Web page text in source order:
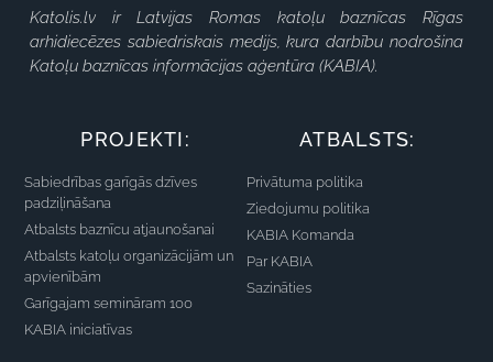
Katolis.lv ir Latvijas Romas katoļu baznīcas Rīgas
arhidiecēzes sabiedriskais medijs, kura darbību nodrošina
Katoļu baznīcas informācijas aģentūra (KABIA).
PROJEKTI:
Sabiedrības garīgās dzīves
padziļināšana
Atbalsts baznīcu atjaunošanai
Atbalsts katoļu organizācijām un
apvienībām
Garīgajam semināram 100
KABIA iniciatīvas
ATBALSTS:
Privātuma politika
Ziedojumu politika
KABIA Komanda
Par KABIA
Sazināties